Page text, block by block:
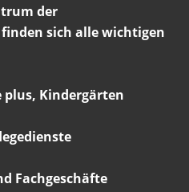
der
sich alle wichtigen
plus, Kindergärten
Fachgeschäfte